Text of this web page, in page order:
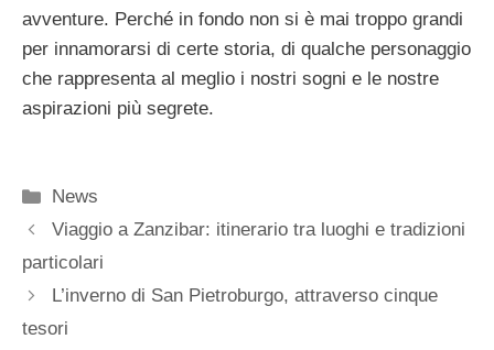
avventure. Perché in fondo non si è mai troppo grandi
per innamorarsi di certe storia, di qualche personaggio
che rappresenta al meglio i nostri sogni e le nostre
aspirazioni più segrete.
Categorie
News
Viaggio a Zanzibar: itinerario tra luoghi e tradizioni
particolari
L’inverno di San Pietroburgo, attraverso cinque
tesori